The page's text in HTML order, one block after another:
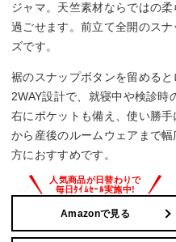
ジャマ。天竺素材ならではの
過ごせます。前立て全開のス
ズです。
裾のスナップボタンを留める
2WAY設計で、就寝中や検診時
右にポケットも備え、使い勝
から産後のルームウェアまで
方におすすめです。
Amazonで見る